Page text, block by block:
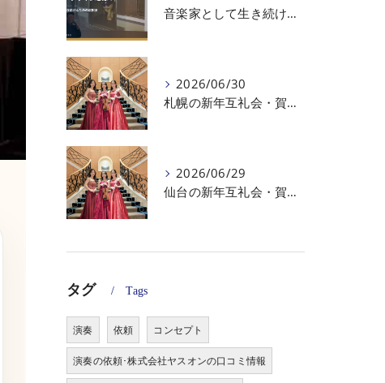
音楽家として生き続けるために｜安田旺司のキャリアデザイン・仕事づくり・法人化を考える4ページを公開
2026/06/30
札幌の新年互礼会・賀詞交歓会の余興に｜冬のホテル宴会を彩る生演奏・オペラ演出
2026/06/29
仙台の新年互礼会・賀詞交歓会の余興に｜上品であたたかい生演奏・オペラ演出
タグ Tags
演奏 依頼 コンセプト
演奏の依頼･株式会社ヤスオンの口コミ情報